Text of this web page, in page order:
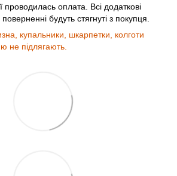
проводилась оплата. Всі додаткові
поверненні будуть стягнуті з покупця.
купальники, шкарпетки, колготи
не підлягають.